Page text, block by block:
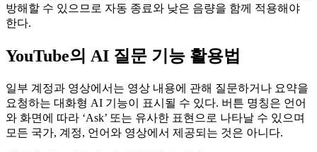
방해할 수 있으므로 자동 종료와 낮은 음량을 함께 적용해야
한다.
YouTube의 AI 질문 기능 활용법
일부 계정과 영상에서는 영상 내용에 관해 질문하거나 요약을
요청하는 대화형 AI 기능이 표시될 수 있다. 버튼 명칭은 언어
와 화면에 따라 ‘Ask’ 또는 유사한 표현으로 나타날 수 있으며
모든 국가, 계정, 언어와 영상에서 제공되는 것은 아니다.